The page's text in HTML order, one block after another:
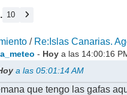
10
/ Re:Islas Canarias.
- Hoy a las 14:00:16
a las 05:01:14 AM
que tengo las gafas